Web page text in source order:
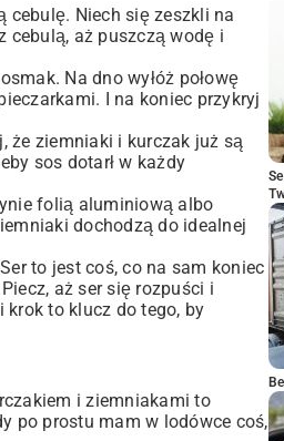
cebulę. Niech się zeszkli na
cebulą, aż puszczą wodę i
Na dno wyłóż połowę
I na koniec przykryj
że ziemniaki i kurczak już są
sos dotarł w każdy
folią aluminiową albo
dochodzą do idealnej
to jest coś, co na sam koniec
aż ser się rozpuści i
krok to klucz do tego, by
i ziemniakami to
po prostu mam w lodówce coś,